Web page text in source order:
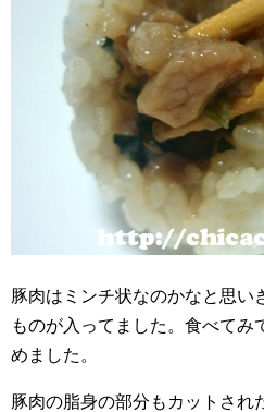
豚肉はミンチ状なのかなと思い
ものが入ってました。食べてみ
めました。
豚肉の脂身の部分もカットされ